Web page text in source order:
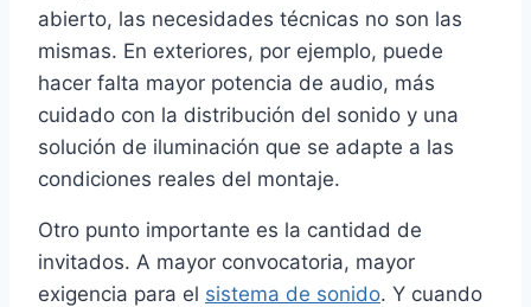
abierto, las necesidades técnicas no son las
mismas. En exteriores, por ejemplo, puede
hacer falta mayor potencia de audio, más
cuidado con la distribución del sonido y una
solución de iluminación que se adapte a las
condiciones reales del montaje.
Otro punto importante es la cantidad de
invitados. A mayor convocatoria, mayor
exigencia para el sistema de sonido. Y cuando